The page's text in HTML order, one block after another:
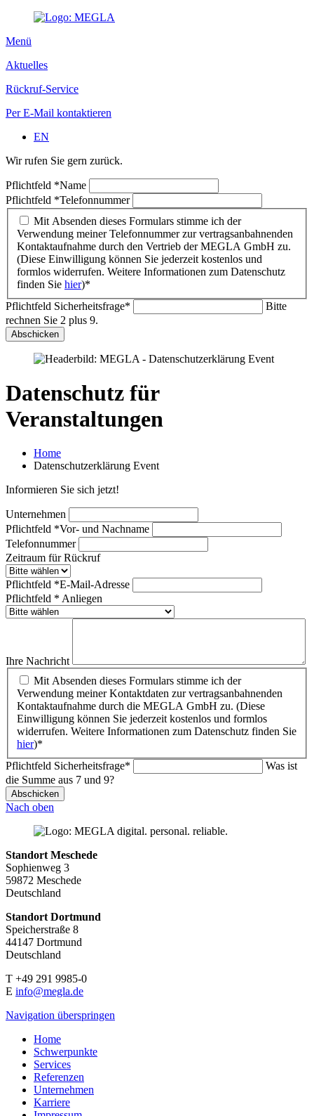
Menü
Aktuelles
Rückruf-Service
Per E-Mail kontaktieren
EN
Wir rufen Sie gern zurück.
Pflichtfeld *Name
Pflichtfeld *Telefonnummer
Mit Absenden dieses Formulars stimme ich der
Verwendung meiner Telefonnummer zur vertragsanbahnenden
Kontaktaufnahme durch den Vertrieb der MEGLA GmbH zu.
(Diese Einwilligung können Sie jederzeit kostenlos und
formlos widerrufen. Weitere Informationen zum Datenschutz
finden Sie hier)*
Pflichtfeld Sicherheitsfrage*
Bitte
rechnen Sie 2 plus 9.
Abschicken
Datenschutz für
Veranstaltungen
Home
Datenschutzerklärung Event
Informieren Sie sich jetzt!
Unternehmen
Pflichtfeld *Vor- und Nachname
Telefonnummer
Zeitraum für Rückruf
Pflichtfeld *E-Mail-Adresse
Pflichtfeld * Anliegen
Ihre Nachricht
Mit Absenden dieses Formulars stimme ich der
Verwendung meiner Kontaktdaten zur vertragsanbahnenden
Kontaktaufnahme durch die MEGLA GmbH zu. (Diese
Einwilligung können Sie jederzeit kostenlos und formlos
widerrufen. Weitere Informationen zum Datenschutz finden Sie
hier)*
Pflichtfeld Sicherheitsfrage*
Was ist
die Summe aus 7 und 9?
Abschicken
Nach oben
Standort Meschede
Sophienweg 3
59872 Meschede
Deutschland
Standort Dortmund
Speicherstraße 8
44147 Dortmund
Deutschland
T +49 291 9985-0
E info@megla.de
Navigation überspringen
Home
Schwerpunkte
Services
Referenzen
Unternehmen
Karriere